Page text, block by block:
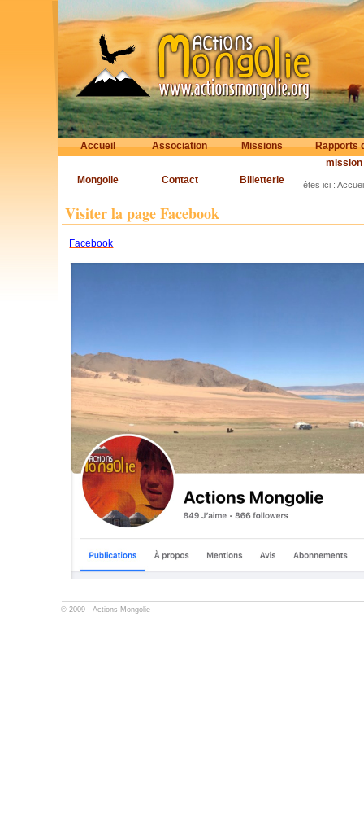
Accueil Association Missions
Rapports
mission
Mongolie
Contact Billetterie êtes ici :
Visiter la page Facebook
Facebook
© 2009 -Actions Mongolie